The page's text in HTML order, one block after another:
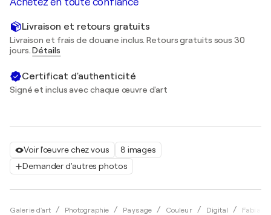
Voir l'œuvre chez vous
8 images
Demander d'autres photos
Galerie d'art Photographie Paysage Couleur Digital Fabian
Livraison et retours gratuits
Livraison et frais de douane inclus. Retours gratuits sous 30
jours.Détails
Certificat d'authenticité
Signé et inclus avec chaque œuvre d'art